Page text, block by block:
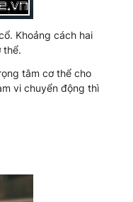
Khoảng cách hai
thể.
tâm cơ thể cho
vi chuyển động thì